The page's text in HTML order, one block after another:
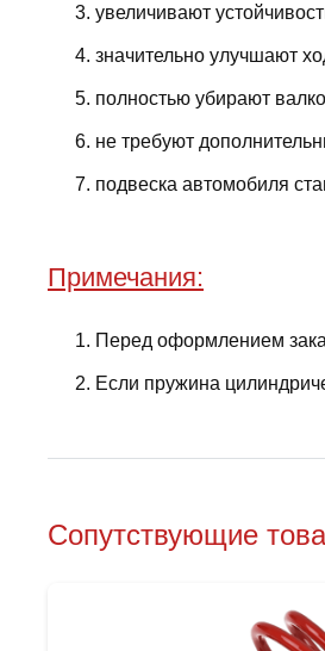
увеличивают
значительно улучшают
полностью убирают
не требуют
подвеска автомобиля
Примечания:
Перед оформлением
Если пружина
Сопутствующие